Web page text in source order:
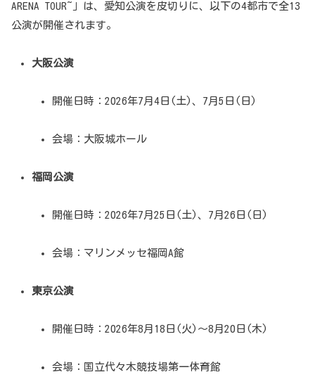
ARENA TOUR~」は、愛知公演を皮切りに、以下の4都市で全13
公演が開催されます。
大阪公演
開催日時：2026年7月4日(土)、7月5日(日)
会場：大阪城ホール
福岡公演
開催日時：2026年7月25日(土)、7月26日(日)
会場：マリンメッセ福岡A館
東京公演
開催日時：2026年8月18日(火)～8月20日(木)
会場：国立代々木競技場第一体育館